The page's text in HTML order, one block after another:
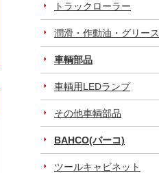
トラックローラー
潤滑・作動油・グリース
車輌部品
車輌用LEDランプ
その他車輌部品
BAHCO(バーコ)
ツールキャビネット